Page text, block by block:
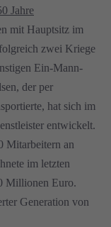
Jahre
mit Hauptsitz im
zwei Kriege
Ein-Mann-
der per
hat sich im
entwickelt.
Mitarbeitern an
im letzten
Millionen Euro.
Generation von